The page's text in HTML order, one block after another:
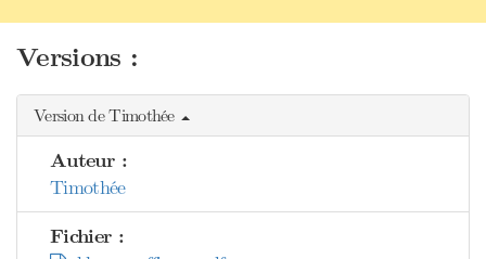
Versions :
Version de Timothée
Auteur :
Timothée
Fichier :